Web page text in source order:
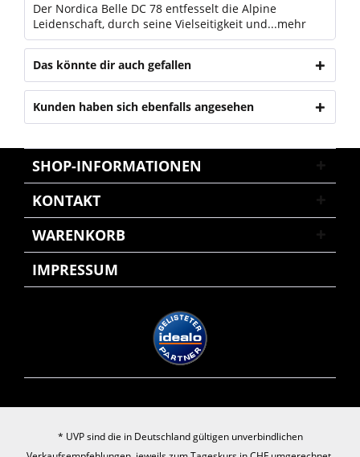
Der Nordica Belle DC 78 entfesselt die Alpine
Leidenschaft, durch seine Vielseitigkeit und...mehr
Das könnte dir auch gefallen
Kunden haben sich ebenfalls angesehen
SHOP-INFORMATIONEN
KONTAKT
WARENKORB
IMPRESSUM
* UVP sind die in Deutschland gültigen unverbindlichen